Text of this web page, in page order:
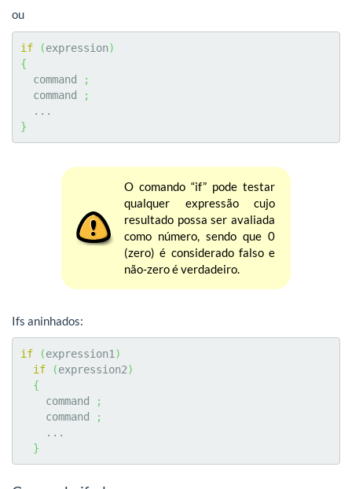
ou
if (expression)
{
  command
;
  command
;
}
O comando “if” pode testar
qualquer expressão cujo
resultado possa ser avaliada
como número, sendo que 0
(zero) é considerado falso e
não-zero é verdadeiro.
Ifs aninhados:
if (expression1 )
if
(expression2)
{
    command
;
    command
;
}